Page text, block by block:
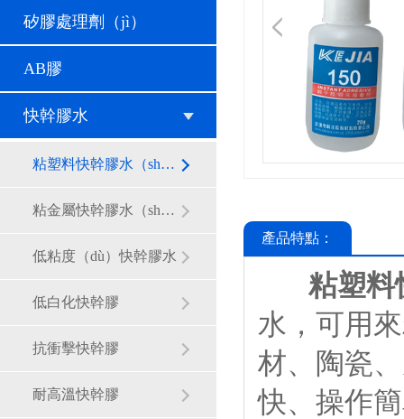
矽膠處理劑（jì）
AB膠
快幹膠水
粘塑料快幹膠水（shuǐ）
粘金屬快幹膠水（shuǐ）
低粘度（dù）快幹膠水
低白化快幹膠
抗衝擊快幹膠
耐高溫快幹膠
產品特點：
粘塑料
水，可用
材、陶瓷
快、操作